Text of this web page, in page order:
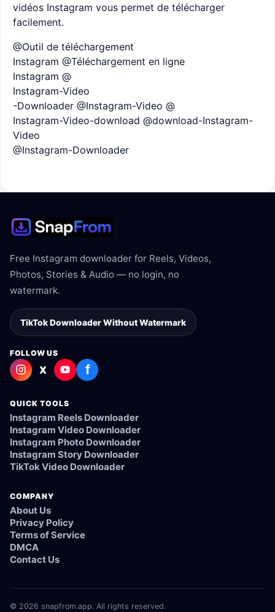
vidéos Instagram vous permet de télécharger
facilement.
@Outil de téléchargement
Instagram @Téléchargement en ligne
Instagram @
Instagram-Video
-Downloader @Instagram-Video @
Instagram-Video-download @download-Instagram-
Video
@Instagram-Downloader
Free Instagram downloader for Reels, Videos,
Photos, Stories & Audio — no login, no
watermark.
TikTok Downloader Without Watermark
FOLLOW US
X f
QUICK TOOLS
Instagram Reels Downloader
Instagram Video Downloader
Instagram Photo Downloader
Instagram Story Downloader
TikTok Video Downloader
COMPANY
About Us
Privacy Policy
Terms of Service
DMCA
Contact Us
© 2026 snapfrom.app. All rights reserved.